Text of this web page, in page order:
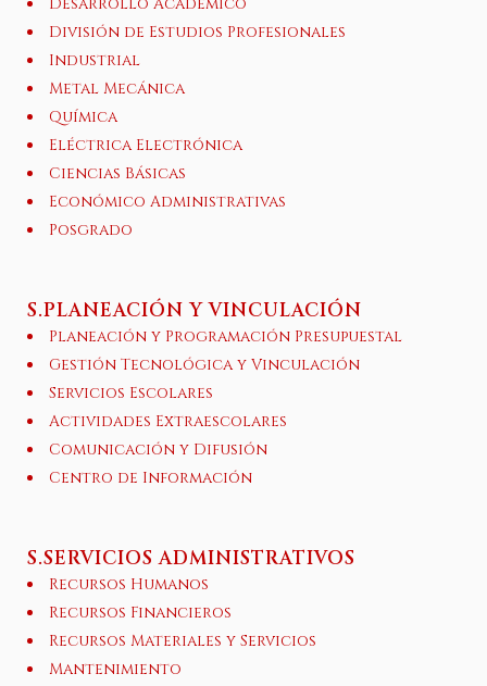
División de Estudios Profesionales
Industrial
Metal Mecánica
Química
Eléctrica Electrónica
Ciencias Básicas
Económico Administrativas
Posgrado
S.PLANEACIÓN Y VINCULACIÓN
Planeación y Programación Presupuestal
Gestión Tecnológica y Vinculación
Servicios Escolares
Actividades Extraescolares
Comunicación y Difusión
Centro de Información
S.SERVICIOS ADMINISTRATIVOS
Recursos Humanos
Recursos Financieros
Recursos Materiales y Servicios
Mantenimiento